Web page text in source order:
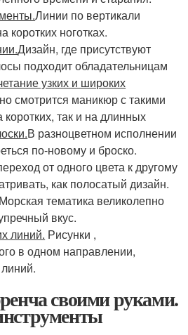
Линии по вертикали
коротких ноготках.
Дизайн, где присутствуют
подходит обладательницам
узких и широких
смотрится маникюр с такими
так и на длинных
В разноцветном исполнении
по-новому и броско.
от одного цвета к другому
как полосатый дизайн.
тематика великолепно
вкус.
линий. Рисунки ,
в одном направлении,
своими руками.